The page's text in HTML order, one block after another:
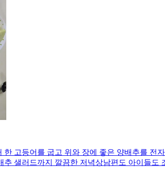
고등어를 굽고 위와 장에 좋은 양배추를
추 샐러드까지 깔끔한 저녁상남편도 아이들도